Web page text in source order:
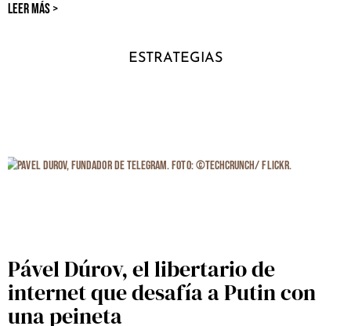
LEER MÁS >
ESTRATEGIAS
Pável Dúrov, el libertario de
internet que desafía a Putin con
una peineta